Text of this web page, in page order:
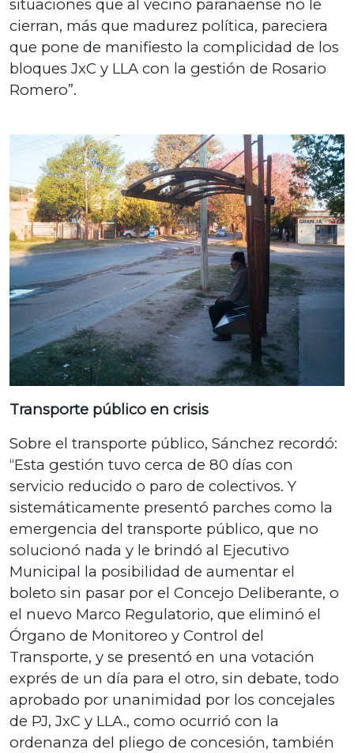
situaciones que al vecino paranaense no le
cierran, más que madurez política, pareciera
que pone de manifiesto la complicidad de los
bloques JxC y LLA con la gestión de Rosario
Romero”.
Transporte público en crisis
Sobre el transporte público, Sánchez recordó:
“Esta gestión tuvo cerca de 80 días con
servicio reducido o paro de colectivos. Y
sistemáticamente presentó parches como la
emergencia del transporte público, que no
solucionó nada y le brindó al Ejecutivo
Municipal la posibilidad de aumentar el
boleto sin pasar por el Concejo Deliberante, o
el nuevo Marco Regulatorio, que eliminó el
Órgano de Monitoreo y Control del
Transporte, y se presentó en una votación
exprés de un día para el otro, sin debate, todo
aprobado por unanimidad por los concejales
de PJ, JxC y LLA., como ocurrió con la
ordenanza del pliego de concesión, también